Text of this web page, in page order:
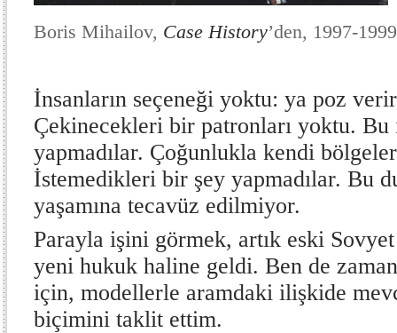
Boris Mihailov, Case History’den, 1997-1999
İnsanların seçeneği yoktu: ya poz
Çekinecekleri bir patronları yoktu.
yapmadılar. Çoğunlukla kendi
İstemedikleri bir şey yapmadılar. Bu
yaşamına tecavüz edilmiyor.
Parayla işini görmek, artık eski
yeni hukuk haline geldi. Ben de
için, modellerle aramdaki ilişkide
biçimini taklit ettim.